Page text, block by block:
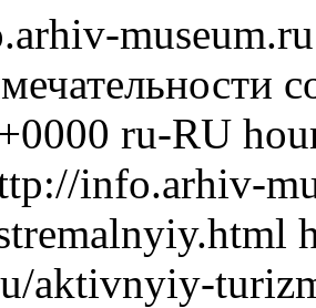
ru-RU
info.arhiv-
aktivnyiy-